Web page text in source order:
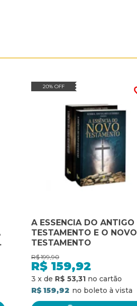
20% OFF
A ESSENCIA DO ANTIGO
TESTAMENTO E O NOVO
TESTAMENTO
R$ 199,90
R$ 159,92
3 x de R$ 53,31
R$ 159,92